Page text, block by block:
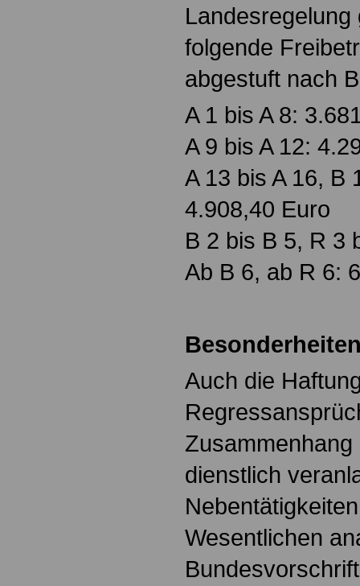
Landesregelung
folgende
abgestuft nach
A 1 bis A 8:
A 9 bis A 12:
A 13 bis A 16, B
4.908,40 Euro
B 2 bis B 5, R 3
Ab B 6, ab R 6:
Auch die
Zusammenhang
dienstlich
Wesentlichen